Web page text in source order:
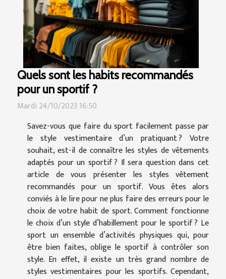
Quels sont les habits recommandés
pour un sportif ?
Mardi 24/10/2023 16:50
Savez-vous que faire du sport facilement passe par
le style vestimentaire d’un pratiquant ? Votre
souhait, est-il de connaître les styles de vêtements
adaptés pour un sportif ? Il sera question dans cet
article de vous présenter les styles vêtement
recommandés pour un sportif. Vous êtes alors
conviés à le lire pour ne plus faire des erreurs pour le
choix de votre habit de sport. Comment fonctionne
le choix d’un style d’habillement pour le sportif ? Le
sport un ensemble d’activités physiques qui, pour
être bien faites, oblige le sportif à contrôler son
style. En effet, il existe un très grand nombre de
styles vestimentaires pour les sportifs. Cependant,